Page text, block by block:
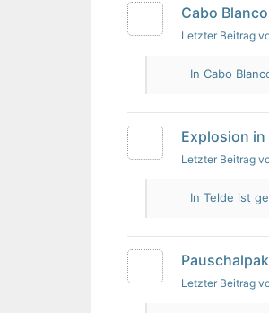
Cabo
Letzter Beitrag
In Cabo
Explosion in
Letzter Beitrag
In Telde ist
Letzter Beitrag